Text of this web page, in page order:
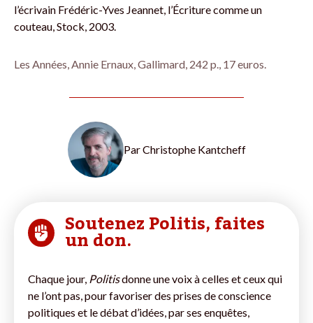
l’écrivain Frédéric-Yves Jeannet, l’Écriture comme un
couteau, Stock, 2003.
Les Années, Annie Ernaux, Gallimard, 242 p., 17 euros.
ParChristophe Kantcheff
Soutenez Politis, faites
un don.
Chaque jour, Politisdonne une voix à celles et ceux qui
ne l’ont pas, pour favoriser des prises de conscience
politiques et le débat d’idées, par ses enquêtes,